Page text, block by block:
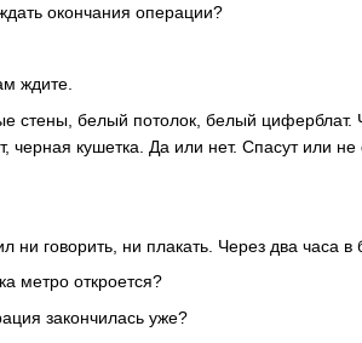
окончания операции?
ждите.
стены, белый потолок, белый циферблат.
черная кушетка. Да или нет. Спасут или
говорить, ни плакать. Через два часа в
метро откроется?
закончилась уже?